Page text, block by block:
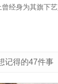
经身为其旗下
记得的47件事